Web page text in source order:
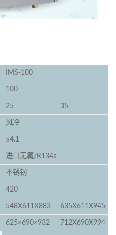
IMS-100
100
25 35
风冷
≤4.1
进口无氟/R134a
不锈钢
420
548X611X883 635X611X945
625×690×932 712X690X994